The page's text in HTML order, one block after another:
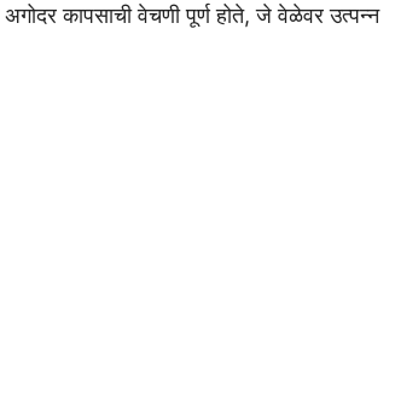
कापसाची वेचणी पूर्ण होते, जे वेळेवर उत्पन्न